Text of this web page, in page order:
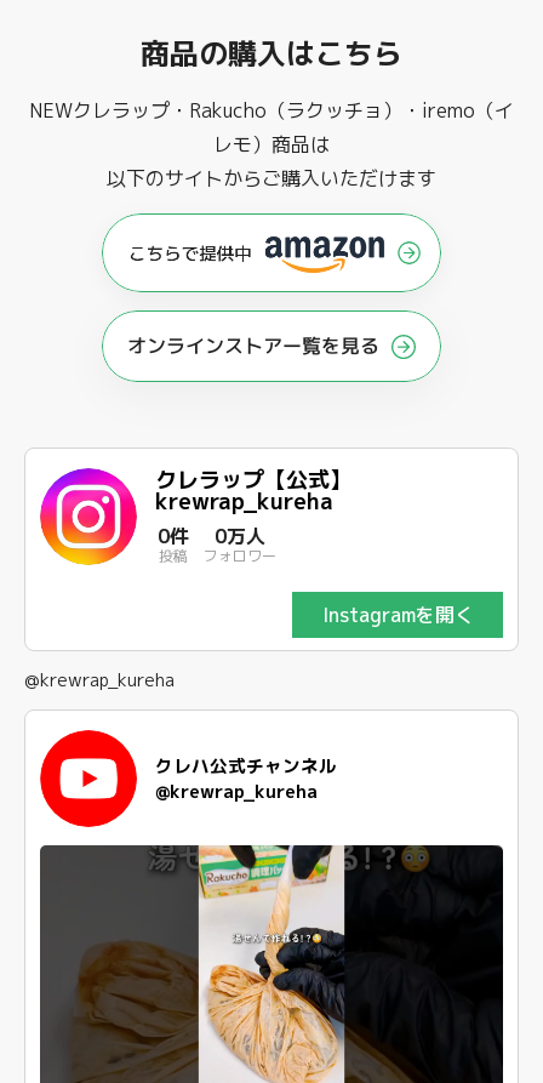
商品の購入はこちら
NEWクレラップ・Rakucho（ラクッチョ）・iremo（イ
レモ）商品は
以下のサイトからご購入いただけます
オンラインストアー覧を見る
クレラップ【公式】
krewrap_kureha
0件
投稿
0万人
フォロワー
Instagramを開く
@krewrap_kureha
クレハ公式チャンネル
@krewrap_kureha